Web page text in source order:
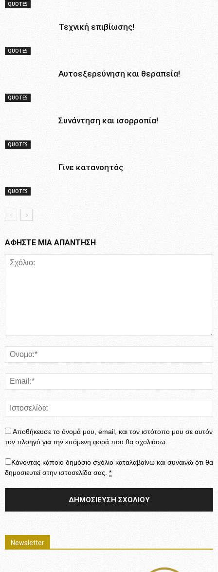
QUOTES
QUOTES
Τεχνική επιβίωσης!
QUOTES
Αυτοεξερεύνηση και θεραπεία!
QUOTES
Συνάντηση και ισορροπία!
QUOTES
Γίνε κατανοητός
ΑΦΗΣΤΕ ΜΙΑ ΑΠΑΝΤΗΣΗ
Αποθήκευσε το όνομά μου, email, και τον ιστότοπο μου σε αυτόν
τον πλοηγό για την επόμενη φορά που θα σχολιάσω.
Κάνοντας κάποιο δημόσιο σχόλιο καταλαβαίνω και συναινώ ότι θα
δημοσιευτεί στην ιστοσελίδα σας. *
Newsletter